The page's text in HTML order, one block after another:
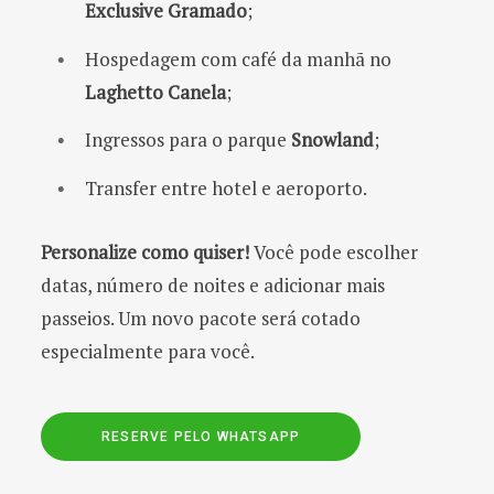
Exclusive Gramado;
Hospedagem com café da manhã no
Laghetto Canela;
Ingressos para o parque Snowland;
Transfer entre hotel e aeroporto.
Personalize como quiser!Você pode escolher
datas, número de noites e adicionar mais
passeios. Um novo pacote será cotado
especialmente para você.
RESERVE PELO WHATSAPP